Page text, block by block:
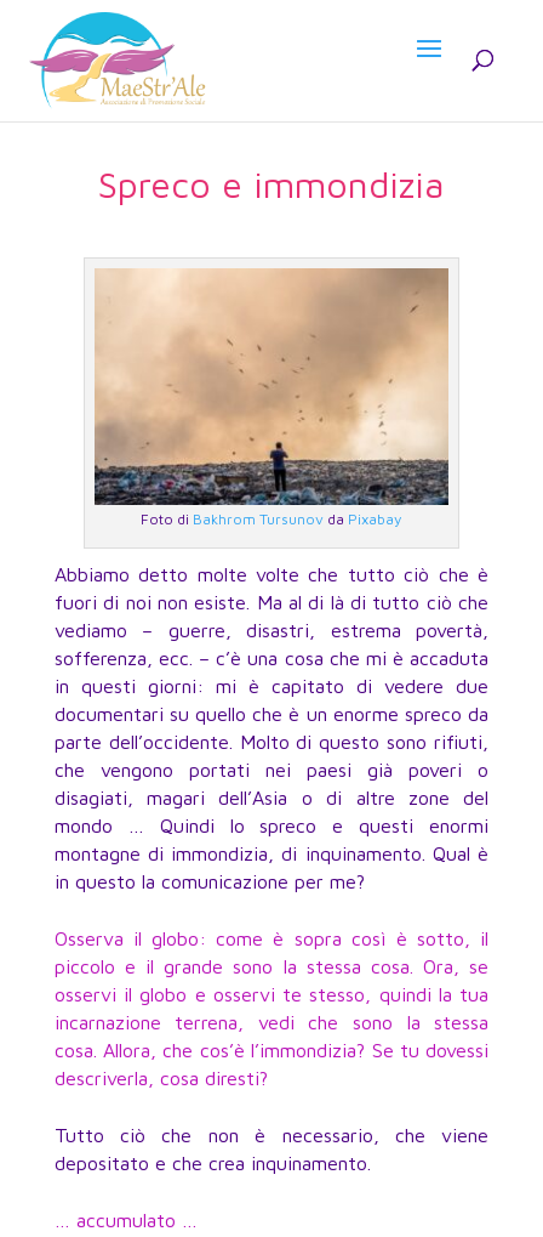
Spreco e immondizia
Foto di Bakhrom Tursunov da Pixabay
Abbiamo detto molte volte che tutto ciò che è
fuori di noi non esiste. Ma al di là di tutto ciò che
vediamo – guerre, disastri, estrema povertà,
sofferenza, ecc. – c’è una cosa che mi è accaduta
in questi giorni: mi è capitato di vedere due
documentari su quello che è un enorme spreco da
parte dell’occidente. Molto di questo sono rifiuti,
che vengono portati nei paesi già poveri o
disagiati, magari dell’Asia o di altre zone del
mondo … Quindi lo spreco e questi enormi
montagne di immondizia, di inquinamento. Qual è
in questo la comunicazione per me?
Osserva il globo: come è sopra così è sotto, il
piccolo e il grande sono la stessa cosa. Ora, se
osservi il globo e osservi te stesso, quindi la tua
incarnazione terrena, vedi che sono la stessa
cosa. Allora, che cos’è l’immondizia? Se tu dovessi
descriverla, cosa diresti?
Tutto ciò che non è necessario, che viene
depositato e che crea inquinamento.
… accumulato …